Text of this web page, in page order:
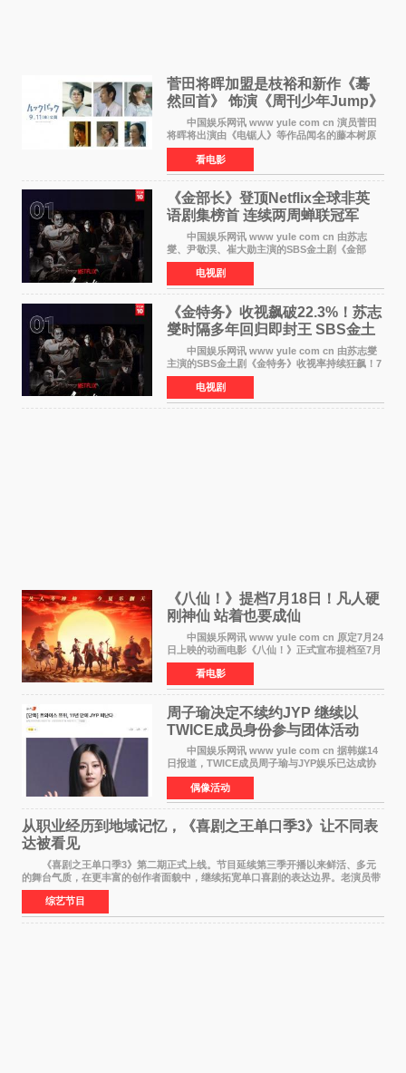
菅田将晖加盟是枝裕和新作《蓦
然回首》 饰演《周刊少年Jump》
编辑
中国娱乐网讯 www yule com cn 演员菅田
将晖将出演由《电锯人》等作品闻名的藤本树原
作漫画改编的电影《蓦然回首》（是枝裕和导
演）。菅田饰演的角色是初中时代两位主人公带
着完成的作品前去
看电影
《金部长》登顶Netflix全球非英
语剧集榜首 连续两周蝉联冠军
中国娱乐网讯 www yule com cn 由苏志
燮、尹敬淏、崔大勋主演的SBS金土剧《金部
长》持续席卷全球，收获海内外观众热烈反
响。 15日，据Netflix官方排行榜网站Tudum
公布的数据，SBS金土剧《
电视剧
《金特务》收视飙破22.3%！苏志
燮时隔多年回归即封王 SBS金土
剧新纪录诞生
中国娱乐网讯 www yule com cn 由苏志燮
主演的SBS金土剧《金特务》收视率持续狂飙！7
月11日播出的第6集全国平均收视率高达22 3%，
瞬间最高更冲上26 4%，不仅再度刷新自身纪
录，更稳坐同时段
电视剧
《八仙！》提档7月18日！凡人硬
刚神仙 站着也要成仙
中国娱乐网讯 www yule com cn 原定7月24
日上映的动画电影《八仙！》正式宣布提档至7月
18日。这部国风动画大片将八仙过海，各显神通
这句刻在国人DNA里的俗语玩出了新花样——影
片讲述凡人
看电影
周子瑜决定不续约JYP 继续以
TWICE成员身份参与团体活动
中国娱乐网讯 www yule com cn 据韩媒14
日报道，TWICE成员周子瑜与JYP娱乐已达成协
议，不再续签个人专属合约，但她将继续参与
TWICE的完整团体活动。 周子瑜于2015年通
过生存节目《SIXTE
偶像活动
从职业经历到地域记忆，《喜剧之王单口季3》让不同表
达被看见
《喜剧之王单口季3》第二期正式上线。节目延续第三季开播以来鲜活、多元
的舞台气质，在更丰富的创作者面貌中，继续拓宽单口喜剧的表达边界。老演员带
着更加成熟的文本与舞台掌控回归，新面孔则
综艺节目